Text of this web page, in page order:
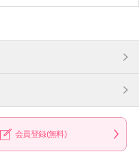
会員登録(無料)